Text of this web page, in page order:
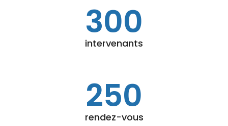
intervenants
300
rendez-vous
250